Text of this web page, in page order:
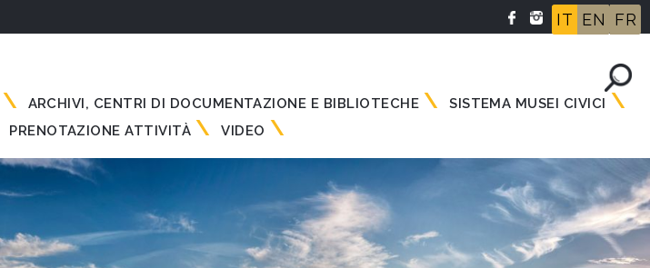
IT EN FR
ARCHIVI, CENTRI DI DOCUMENTAZIONE E BIBLIOTECHE
SISTEMA MUSEI CIVICI
PRENOTAZIONE ATTIVITÀ VIDEO